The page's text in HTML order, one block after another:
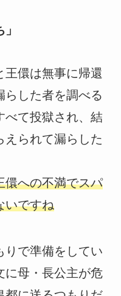
王儇は無事に帰還
らした者を調べる
べて投獄され、結
えられて漏らした
儇への不満でスパ
いですね
りで準備をしてい
に母・長公主が危